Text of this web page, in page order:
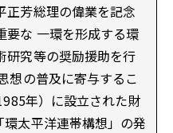
正芳総理の偉業を記念
要な 一環を形成する環
研究等の奨励援助を行
想の普及に寄与するこ
年）に設立された財
太平洋連帯構想」の発